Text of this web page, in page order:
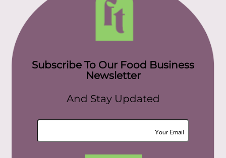
Subscribe To Our Food Business
Newsletter
And Stay Updated